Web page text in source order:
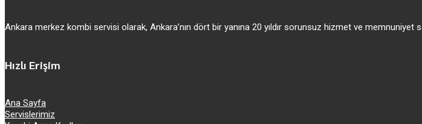
Ankara merkez kombi servisi olarak, Ankara’nın dört bir yanına 20 yıldır sorunsuz hizmet ve memnuniyet
Hızlı Erişim
Ana Sayfa
Servislerimiz